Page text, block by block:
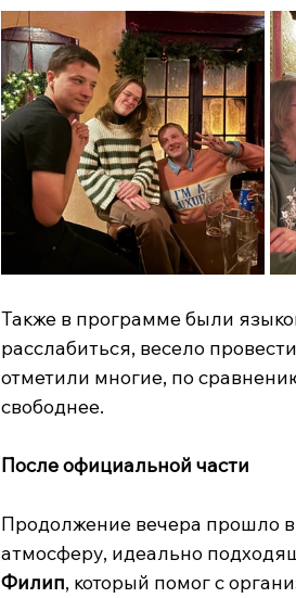
Также в программе были
расслабиться, весело
отметили многие, по
свободнее.
После официальной части
Продолжение вечера прошло
атмосферу, идеально
Филип, который помог с